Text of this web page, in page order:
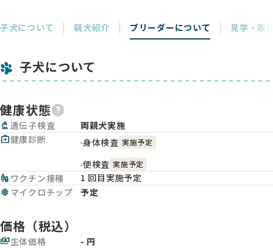
子犬について 親犬紹介 ブリーダーについて 見学・取
子犬について
健康状態
biotech 遺伝子検査
両親犬実施
medical_services健康診断 身体検査 実施予定
便検査 実施予定
vaccines ワクチン接種
1 回目実施予定
memory マイクロチップ 予定
価格（税込）
payments生体価格
- 円